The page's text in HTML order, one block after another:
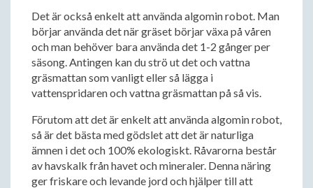
Det är också enkelt att använda algomin robot. Man
börjar använda det när gräset börjar växa på våren
och man behöver bara använda det 1-2 gånger per
säsong. Antingen kan du strö ut det och vattna
gräsmattan som vanligt eller så lägga i
vattenspridaren och vattna gräsmattan på så vis.
Förutom att det är enkelt att använda algomin robot,
så är det bästa med gödslet att det är naturliga
ämnen i det och 100% ekologiskt. Råvarorna består
av havskalk från havet och mineraler. Denna näring
ger friskare och levande jord och hjälper till att